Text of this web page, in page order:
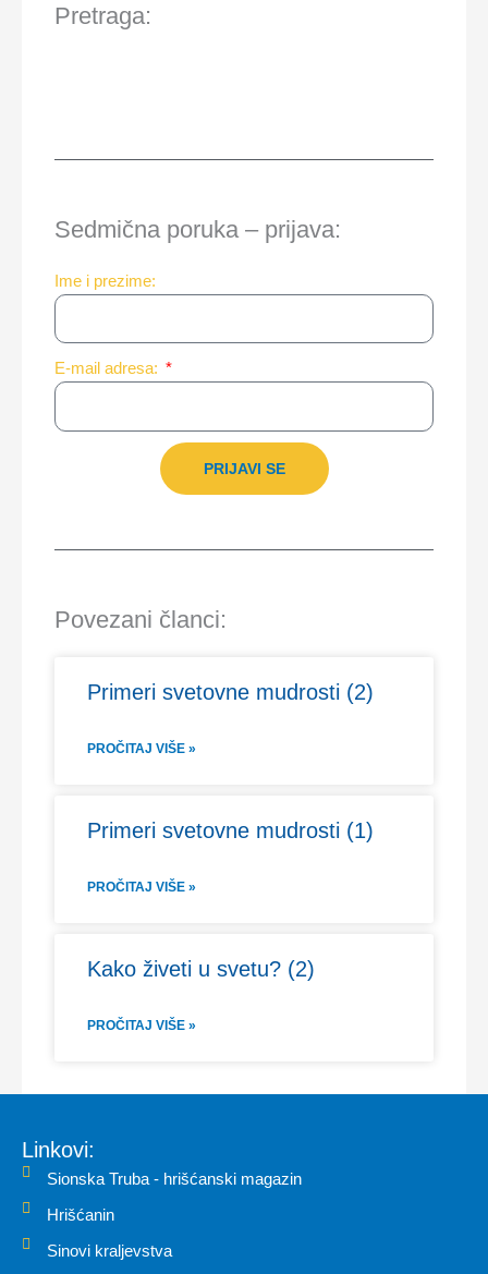
Pretraga:
Sedmična poruka – prijava:
Ime i prezime:
E-mail adresa:
PRIJAVI SE
Povezani članci:
Primeri svetovne mudrosti (2)
PROČITAJ VIŠE »
Primeri svetovne mudrosti (1)
PROČITAJ VIŠE »
Kako živeti u svetu? (2)
PROČITAJ VIŠE »
Linkovi:
Sionska Truba - hrišćanski magazin
Hrišćanin
Sinovi kraljevstva